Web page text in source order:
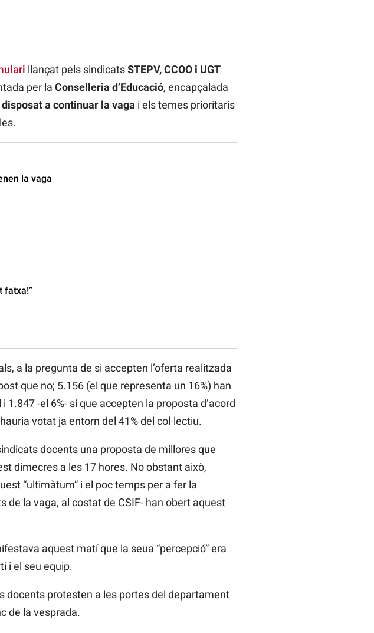
llançat pels sindicatsSTEPV, CCOO i UGT
per la Conselleria d’Educació, encapçalada
a continuar la vaga i els temes prioritaris
la vaga
fatxa!”
a la pregunta de si accepten l’oferta realitzada
que no; 5.156 (el que representa un 16%) han
-el 6%- sí que accepten la proposta d’acord
votat ja entorn del 41% del col·lectiu.
docents una proposta de millores que
dimecres a les 17 hores. No obstant això,
“ultimàtum” i el poc temps per a fer la
de la vaga, al costat de CSIF- han obert aquest
aquest matí que la seua “percepció” era
i el seu equip.
docents protesten a les portes del departament
de la vesprada.